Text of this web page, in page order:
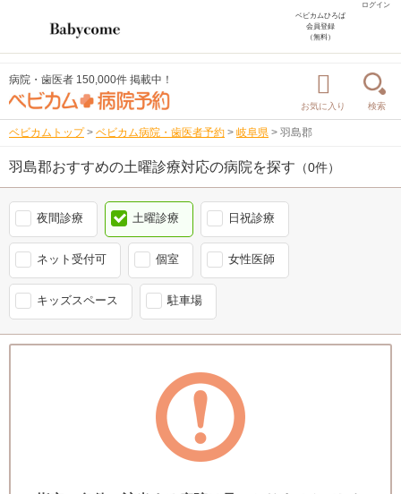
ログイン
ベビカムひろば
会員登録
（無料）
病院・歯医者 150,000件 掲載中！
お気に入り 検索
ベビカムトップ > ベビカム病院・歯医者予約 > 岐阜県 > 羽島郡
羽島郡おすすめの土曜診療対応の病院を探す （0件）
夜間診療 土曜診療 日祝診療
ネット受付可 個室 女性医師
キッズスペース 駐車場